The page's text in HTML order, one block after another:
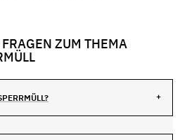
ZUM THEMA